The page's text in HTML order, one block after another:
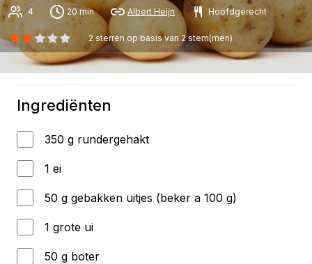
4 20 min Albert Heijn Hoofdgerecht
2 sterren op basis van 2stem(men)
Ingrediënten
350 g rundergehakt
1 ei
50 g gebakken uitjes (beker a 100 g)
1 grote ui
50 g boter